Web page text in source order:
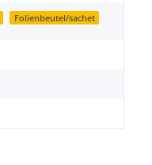
Folienbeutel/sachet